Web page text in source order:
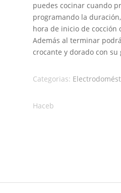
puedes cocinar cuando
programando la
hora de inicio de cocción
Además al terminar
crocante y dorado con
Categorias:
Haceb